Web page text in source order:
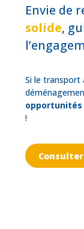
Envie de
solide,
Si le transport
opportunités
!